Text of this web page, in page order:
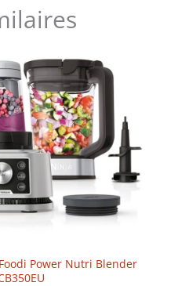
Power Nutri Blender